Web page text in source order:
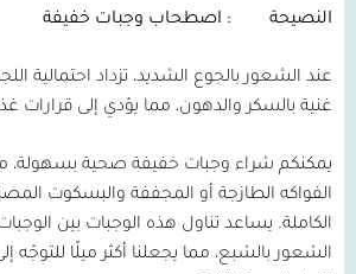
النصيحة : اصطحاب وجبات خفيفة
عند الشعور بالجوع الشديد، تزداد احتمالية
غنية بالسكر والدهون، مما يؤدي إلى قرارات
يمكنكم شراء وجبات خفيفة صحية بسهولة،
الفواكه الطازجة أو المجففة والبسكوت
الكاملة. يساعد تناول هذه الوجبات بين
الشعور بالشبع، مما يجعلنا أكثر ميلًا للتوجّه